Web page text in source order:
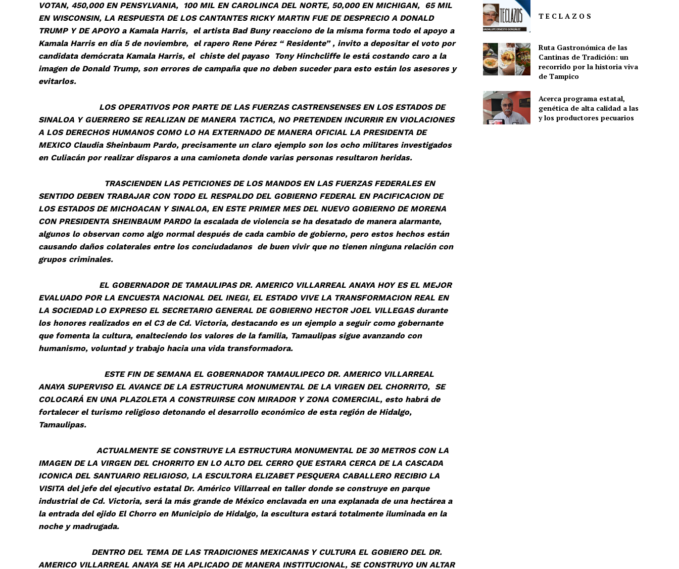
VOTAN, 450,000 EN PENSYLVANIA, 100 MIL EN CAROLINCA DEL NORTE, 50,000 EN MICHIGAN, 65 MIL
EN WISCONSIN, LA RESPUESTA DE LOS CANTANTES RICKY MARTIN FUE DE DESPRECIO A DONALD
TRUMP Y DE APOYO a Kamala Harris, el artista Bad Buny reacciono de la misma forma todo el apoyo a
Kamala Harris en día 5 de noviembre, el rapero Rene Pérez “ Residente” , invito a depositar el voto por
candidata demócrata Kamala Harris, el chiste del payaso Tony Hinchcliffe le está costando caro a la
imagen de Donald Trump, son errores de campaña que no deben suceder para esto están los asesores y
evitarlos.
LOS OPERATIVOS POR PARTE DE LAS FUERZAS CASTRENSENSES EN LOS ESTADOS DE
SINALOA Y GUERRERO SE REALIZAN DE MANERA TACTICA, NO PRETENDEN INCURRIR EN VIOLACIONES
A LOS DERECHOS HUMANOS COMO LO HA EXTERNADO DE MANERA OFICIAL LA PRESIDENTA DE
MEXICO Claudia Sheinbaum Pardo, precisamente un claro ejemplo son los ocho militares investigados
en Culiacán por realizar disparos a una camioneta donde varias personas resultaron heridas.
TRASCIENDEN LAS PETICIONES DE LOS MANDOS EN LAS FUERZAS FEDERALES EN
SENTIDO DEBEN TRABAJAR CON TODO EL RESPALDO DEL GOBIERNO FEDERAL EN PACIFICACION DE
LOS ESTADOS DE MICHOACAN Y SINALOA, EN ESTE PRIMER MES DEL NUEVO GOBIERNO DE MORENA
CON PRESIDENTA SHEINBAUM PARDO la escalada de violencia se ha desatado de manera alarmante,
algunos lo observan como algo normal después de cada cambio de gobierno, pero estos hechos están
causando daños colaterales entre los conciudadanos de buen vivir que no tienen ninguna relación con
grupos criminales.
EL GOBERNADOR DE TAMAULIPAS DR. AMERICO VILLARREAL ANAYA HOY ES EL MEJOR
EVALUADO POR LA ENCUESTA NACIONAL DEL INEGI, EL ESTADO VIVE LA TRANSFORMACION REAL EN
LA SOCIEDAD LO EXPRESO EL SECRETARIO GENERAL DE GOBIERNO HECTOR JOEL VILLEGAS durante
los honores realizados en el C3 de Cd. Victoria, destacando es un ejemplo a seguir como gobernante
que fomenta la cultura, enalteciendo los valores de la familia, Tamaulipas sigue avanzando con
humanismo, voluntad y trabajo hacia una vida transformadora.
ESTE FIN DE SEMANA EL GOBERNADOR TAMAULIPECO DR. AMERICO VILLARREAL
ANAYA SUPERVISO EL AVANCE DE LA ESTRUCTURA MONUMENTAL DE LA VIRGEN DEL CHORRITO, SE
COLOCARÁ EN UNA PLAZOLETA A CONSTRUIRSE CON MIRADOR Y ZONA COMERCIAL, esto habrá de
fortalecer el turismo religioso detonando el desarrollo económico de esta región de Hidalgo,
Tamaulipas.
ACTUALMENTE SE CONSTRUYE LA ESTRUCTURA MONUMENTAL DE 30 METROS CON LA
IMAGEN DE LA VIRGEN DEL CHORRITO EN LO ALTO DEL CERRO QUE ESTARA CERCA DE LA CASCADA
ICONICA DEL SANTUARIO RELIGIOSO, LA ESCULTORA ELIZABET PESQUERA CABALLERO RECIBIO LA
VISITA del jefe del ejecutivo estatal Dr. Américo Villarreal en taller donde se construye en parque
industrial de Cd. Victoria, será la más grande de México enclavada en una explanada de una hectárea a
la entrada del ejido El Chorro en Municipio de Hidalgo, la escultura estará totalmente iluminada en la
noche y madrugada.
DENTRO DEL TEMA DE LAS TRADICIONES MEXICANAS Y CULTURA EL GOBIERO DEL DR.
AMERICO VILLARREAL ANAYA SE HA APLICADO DE MANERA INSTITUCIONAL, SE CONSTRUYO UN ALTAR
T E C L A Z O S
Ruta Gastronómica de las
Cantinas de Tradición: un
recorrido por la historia viva
de Tampico
Acerca programa estatal,
genética de alta calidad a las
y los productores pecuarios